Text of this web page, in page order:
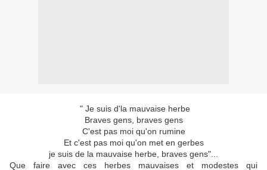
" Je suis d'la mauvaise herbe
Braves gens, braves gens
C'est pas moi qu'on rumine
Et c'est pas moi qu'on met en gerbes
je suis de la mauvaise herbe, braves gens"...
Que faire avec ces herbes mauvaises et modestes qui